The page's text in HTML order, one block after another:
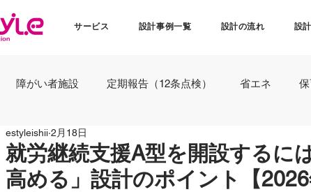
サービス 設計事例一覧 設計の流れ 設
障がい者施設 定期報告（12条点検） 省エネ
就労継続支援A型を開設するに
高める」設計のポイント【2026
estyleishii 2月18日